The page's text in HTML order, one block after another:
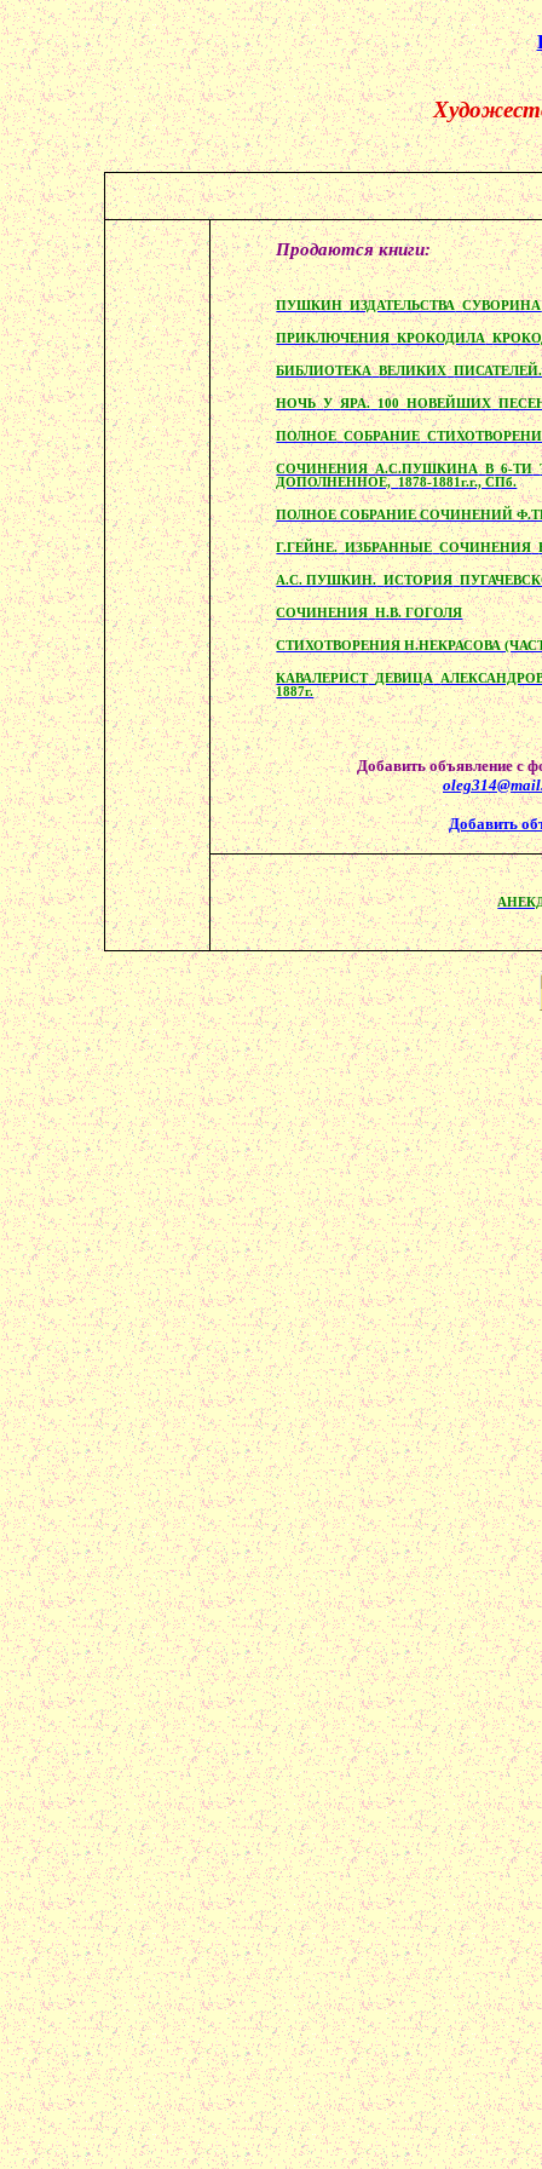
Продаются книги:
ПУШКИН ИЗДАТЕЛЬСТВА СУВОРИНА
ПРИКЛЮЧЕНИЯ КРОКОДИЛА
БИБЛИОТЕКА ВЕЛИКИХ ПИСАТЕЛЕЙ.
НОЧЬ У ЯРА. 100 НОВЕЙШИХ
ПОЛНОЕ СОБРАНИЕ
СОЧИНЕНИЯ А.С.ПУШКИНА В 6-ТИ
ДОПОЛНЕННОЕ, 1878-1881г.г., СПб.
ПОЛНОЕ СОБРАНИЕ СОЧИНЕНИЙ
Г.ГЕЙНЕ. ИЗБРАННЫЕ СОЧИНЕНИЯ
А.С. ПУШКИН. ИСТОРИЯ
СОЧИНЕНИЯ Н.В. ГОГОЛЯ
СТИХОТВОРЕНИЯ Н.НЕКРАСОВА
КАВАЛЕРИСТ ДЕВИЦА
1887г.
Добавить объявление с
oleg314@mail
Добавить